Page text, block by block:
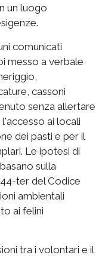
un luogo
comunicati
messo a verbale
cassoni
senza allertare
ai locali
dei pasti e per il
Le ipotesi di
sulla
ter del Codice
ambientali
ai felini
tra i volontari e il